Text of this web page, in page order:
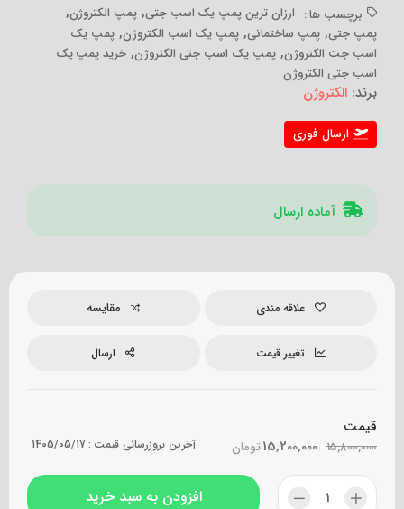
برچسب ها : ارزان ترین پمپ یک اسب جتی,پمپ الکتروژن,
پمپ جتی, پمپ ساختمانی, پمپ یک اسب الکتروژن, پمپ یک
اسب جت الکتروژن,پمپ یک اسب جتی الکتروژن, خرید پمپ یک
اسب جتی الکتروژن
برند: الکتروژن
ارسال فوری
آماده ارسال
علاقه مندی مقایسه
تغییر قیمت ارسال
قیمت
15,800,000 تومان15,200,000 آخرین بروزرسانی قیمت :1405/05/17
افزودن به سبد خرید